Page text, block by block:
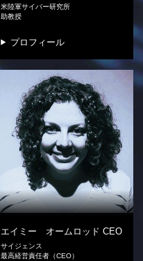
米陸軍サイバー研究所
助教授
プロフィール
エイミー オームロッド CEO
サイジェンス
最高経営責任者（CEO）